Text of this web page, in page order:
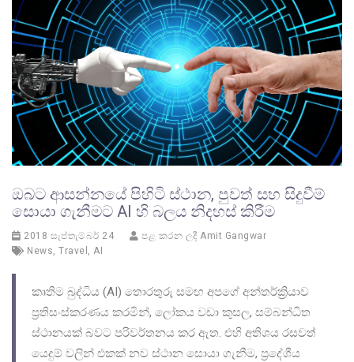
ඔබට ආසන්නයේ පිහිටි ස්ථාන, පුවත් සහ සිදුවීම්
සොයා ගැනීමට AI හි බලය නිදහස් කිරීම
2018 සැප්තැම්බර් 24 පළ කරන ලදී Amit Gangwar
News, Travel , AI
කෘතිම බුද්ධිය (AI) තොරතුරු සමඟ අපගේ අන්තර්ක්‍රියාව
ප්‍රතිසංස්කරණය කරමින්, ලෝකය වඩා කුසල, සම්බන්ධිත
ස්ථානයක් බවට පරිවර්තනය කර ඇත. එහි අතිශය රසවත්
යෙදුම් වලින් එකක් නව ස්ථාන සොයා ගැනීම, ප්‍රදේශීය